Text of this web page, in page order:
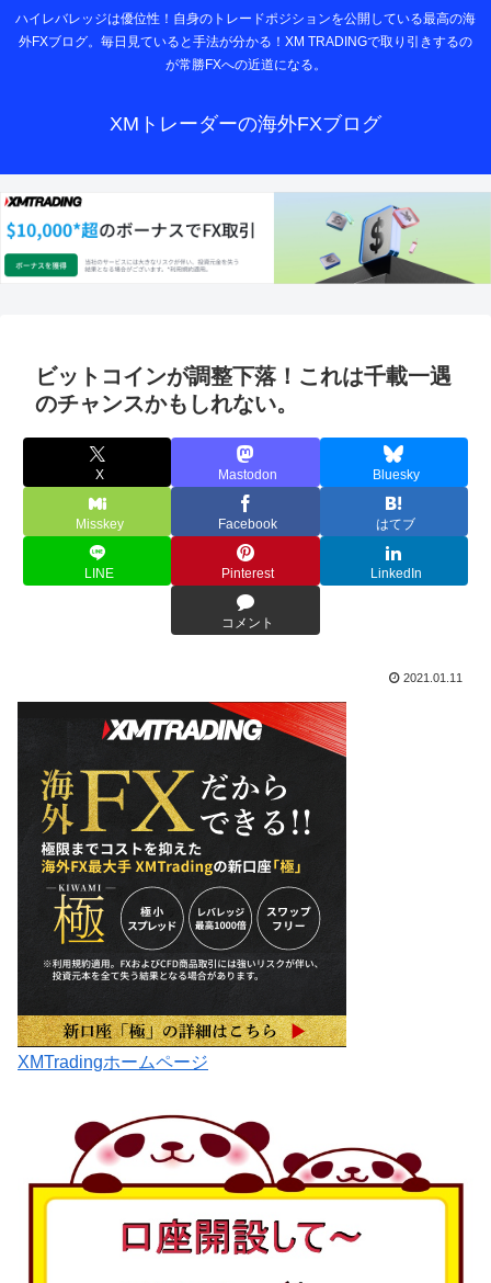
ハイレバレッジは優位性！自身のトレードポジションを公開している最高の海
外FXブログ。毎日見ていると手法が分かる！XM TRADINGで取り引きするの
が常勝FXへの近道になる。
XMトレーダーの海外FXブログ
ビットコインが調整下落！これは千載一遇
のチャンスかもしれない。
X Mastodon Bluesky
Misskey Facebook はてブ
LINE Pinterest LinkedIn
コメント
2021.01.11
XMTradingホームページ